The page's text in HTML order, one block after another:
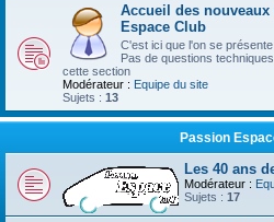
Accueil des
Espace Club
C'est ici que l'on se
Pas de questions
cette section
Modérateur : Equipe du site
Sujets : 13
Passion
Les 40 ans
Modérateur :
Sujets : 17